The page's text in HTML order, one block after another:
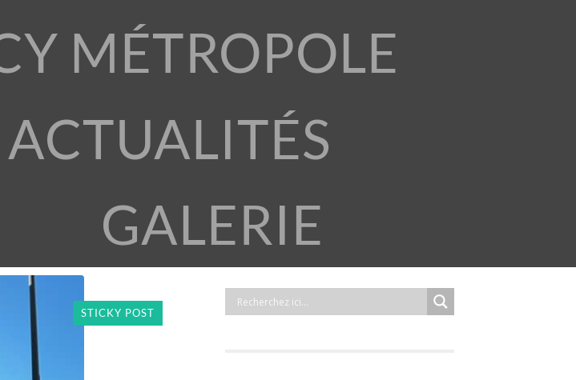
MÉTROPOLE
ACTUALITÉS
GALERIE
STICKY POST